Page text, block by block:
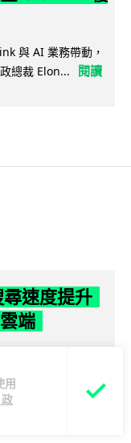
用
與 AI 業務帶動，
總裁 Elon...
閱讀
速度提升
端
36 皮秒（即